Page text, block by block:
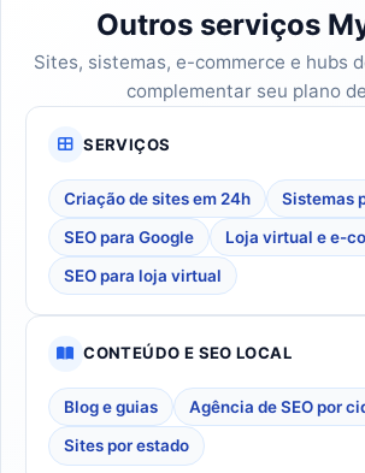
Outros serviços
Sites, sistemas, e-commerce e hubs
complementar seu plano
SERVIÇOS
Criação de sites em 24h Sistemas
SEO para Google Loja virtual e e-
SEO para loja virtual
CONTEÚDO E SEO LOCAL
Blog e guias Agência de SEO por
Sites por estado